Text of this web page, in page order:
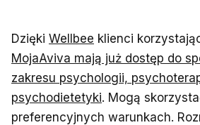
Dzięki Wellbee klienci
MojaAviva mają już dostęp do
zakresu psychologii,
psychodietetyki. Mogą
preferencyjnych warunkach.